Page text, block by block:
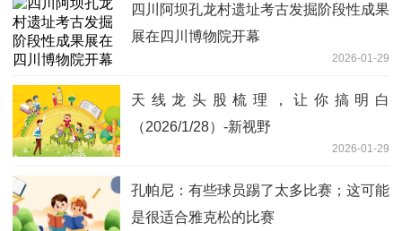
四川阿坝孔龙村遗址考古发掘阶段性成果
展在四川博物院开幕
2026-01-29
天线龙头股梳理，让你搞明白
（2026/1/28）-新视野
2026-01-29
孔帕尼：有些球员踢了太多比赛；这可能
是很适合雅克松的比赛